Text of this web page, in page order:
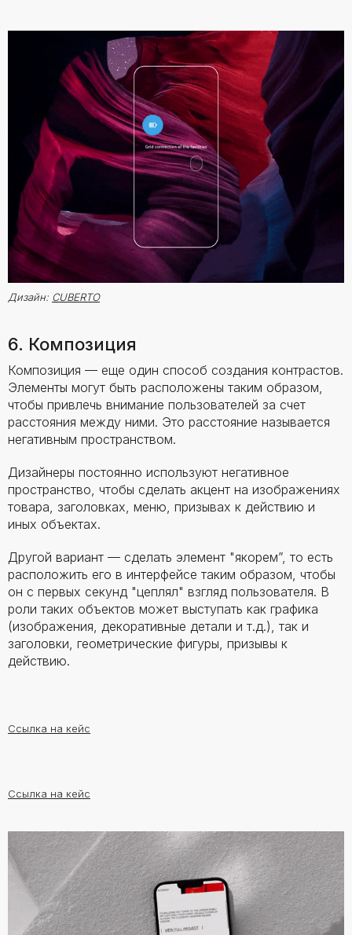
Дизайн: CUBERTO
6. Композиция
Композиция — еще один способ создания контрастов.
Элементы могут быть расположены таким образом,
чтобы привлечь внимание пользователей за счет
расстояния между ними. Это расстояние называется
негативным пространством.
Дизайнеры постоянно используют негативное
пространство, чтобы сделать акцент на изображениях
товара, заголовках, меню, призывах к действию и
иных объектах.
Другой вариант — сделать элемент "якорем”, то есть
расположить его в интерфейсе таким образом, чтобы
он с первых секунд "цеплял" взгляд пользователя. В
роли таких объектов может выступать как графика
(изображения, декоративные детали и т.д.), так и
заголовки, геометрические фигуры, призывы к
действию.
Ссылка на кейс
Ссылка на кейс